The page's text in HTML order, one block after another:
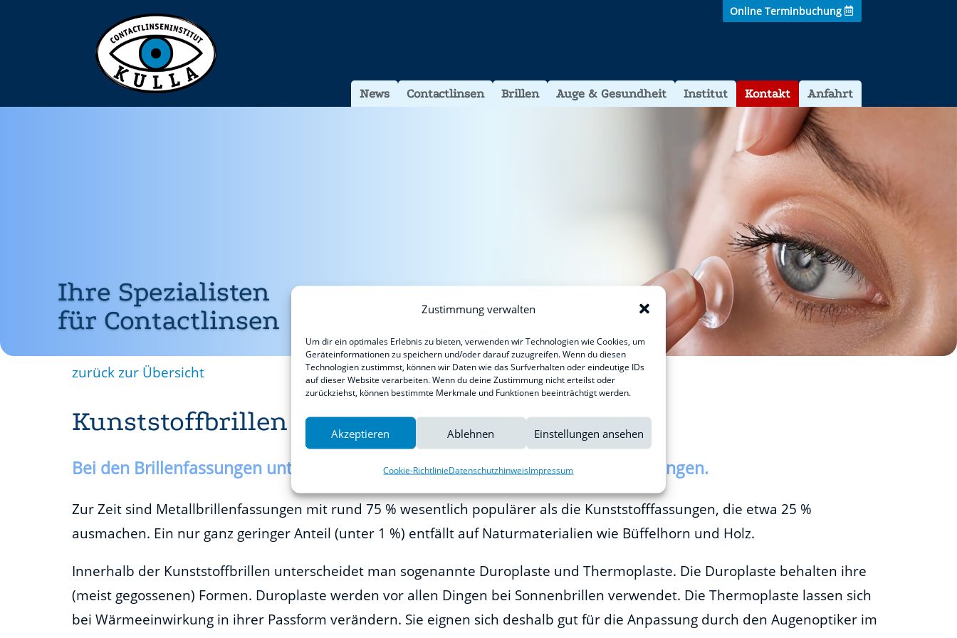
Zustimmung verwalten
Um dir ein optimales Erlebnis zu bieten, verwenden wir Technologien wie Cookies, um
Geräteinformationen zu speichern und/oder darauf zuzugreifen. Wenn du diesen
Technologien zustimmst, können wir Daten wie das Surfverhalten oder eindeutige IDs
auf dieser Website verarbeiten. Wenn du deine Zustimmung nicht erteilst oder
zurückziehst, können bestimmte Merkmale und Funktionen beeinträchtigt werden.
Akzeptieren Ablehnen Einstellungen ansehen
Cookie-RichtlinieDatenschutzhinweisImpressum
News Contactlinsen Brillen Auge & Gesundheit Institut Kontakt Anfahrt
Online Terminbuchung
Ihre Spezialisten
für Contactlinsen
zurück zur Übersicht
Kunststoffbrillen
Bei den Brillenfassungen unterscheidet man nach Metall- und Kunststofffassungen.
Zur Zeit sind Metallbrillenfassungen mit rund 75 % wesentlich populärer als die Kunststofffassungen, die etwa 25 %
ausmachen. Ein nur ganz geringer Anteil (unter 1 %) entfällt auf Naturmaterialien wie Büffelhorn und Holz.
Innerhalb der Kunststoffbrillen unterscheidet man sogenannte Duroplaste und Thermoplaste. Die Duroplaste behalten ihre
(meist gegossenen) Formen. Duroplaste werden vor allen Dingen bei Sonnenbrillen verwendet. Die Thermoplaste lassen sich
bei Wärmeeinwirkung in ihrer Passform verändern. Sie eignen sich deshalb gut für die Anpassung durch den Augenoptiker im